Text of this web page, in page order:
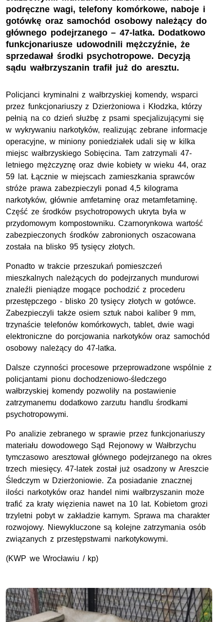
podręczne wagi, telefony komórkowe, naboje i
gotówkę oraz samochód osobowy należący do
głównego podejrzanego – 47-latka. Dodatkowo
funkcjonariusze udowodnili mężczyźnie, że
sprzedawał środki psychotropowe. Decyzją
sądu wałbrzyszanin trafił już do aresztu.
Policjanci kryminalni z wałbrzyskiej komendy, wsparci
przez funkcjonariuszy z Dzierżoniowa i Kłodzka, którzy
pełnią na co dzień służbę z psami specjalizującymi się
w wykrywaniu narkotyków, realizując zebrane informacje
operacyjne, w miniony poniedziałek udali się w kilka
miejsc wałbrzyskiego Sobięcina. Tam zatrzymali 47-
letniego mężczyznę oraz dwie kobiety w wieku 44, oraz
59 lat. Łącznie w miejscach zamieszkania sprawców
stróże prawa zabezpieczyli ponad 4,5 kilograma
narkotyków, głównie amfetaminę oraz metamfetaminę.
Część ze środków psychotropowych ukryta była w
przydomowym kompostowniku. Czarnorynkowa wartość
zabezpieczonych środków zabronionych oszacowana
została na blisko 95 tysięcy złotych.
Ponadto w trakcie przeszukań pomieszczeń
mieszkalnych należących do podejrzanych mundurowi
znaleźli pieniądze mogące pochodzić z procederu
przestępczego - blisko 20 tysięcy złotych w gotówce.
Zabezpieczyli także osiem sztuk naboi kaliber 9 mm,
trzynaście telefonów komórkowych, tablet, dwie wagi
elektroniczne do porcjowania narkotyków oraz samochód
osobowy należący do 47-latka.
Dalsze czynności procesowe przeprowadzone wspólnie z
policjantami pionu dochodzeniowo-śledczego
wałbrzyskiej komendy pozwoliły na postawienie
zatrzymanemu dodatkowo zarzutu handlu środkami
psychotropowymi.
Po analizie zebranego w sprawie przez funkcjonariuszy
materiału dowodowego Sąd Rejonowy w Wałbrzychu
tymczasowo aresztował głównego podejrzanego na okres
trzech miesięcy. 47-latek został już osadzony w Areszcie
Śledczym w Dzierżoniowie. Za posiadanie znacznej
ilości narkotyków oraz handel nimi wałbrzyszanin może
trafić za kraty więzienia nawet na 10 lat. Kobietom grozi
trzyletni pobyt w zakładzie karnym. Sprawa ma charakter
rozwojowy. Niewykluczone są kolejne zatrzymania osób
związanych z przestępstwami narkotykowymi.
(KWP we Wrocławiu / kp)